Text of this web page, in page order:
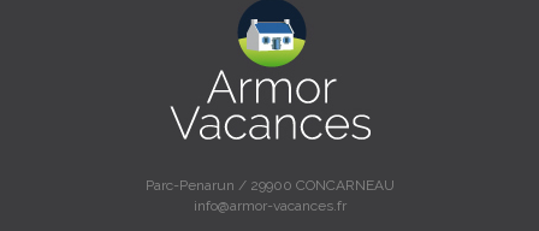
Parc-Penarun / 29900 CONCARNEAU
info@armor-vacances.fr